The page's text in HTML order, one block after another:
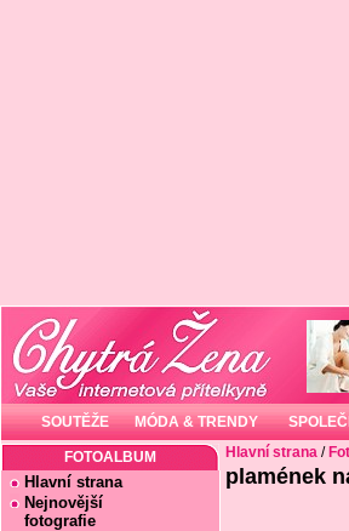
SOUTĚŽE MÓDA & TRENDY
FOTOALBUM
Hlavní strana
Nejnovější
fotografie
Hlavní strana /
plamének